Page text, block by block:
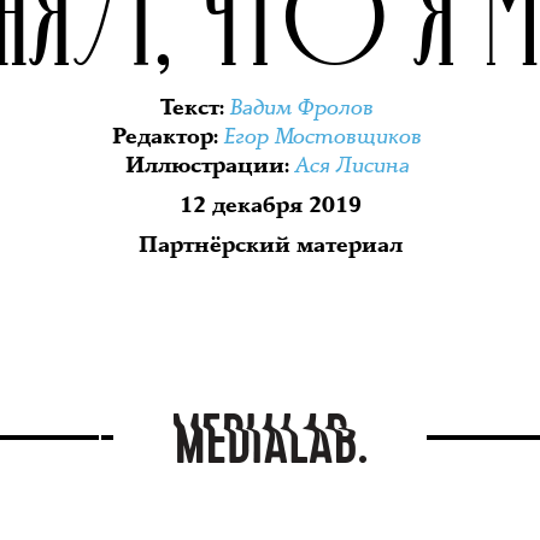
Текст:Вадим Фролов
Редактор:Егор Мостовщиков
Иллюстрации:Ася Лисина
12 декабря 2019
Партнёрский материал